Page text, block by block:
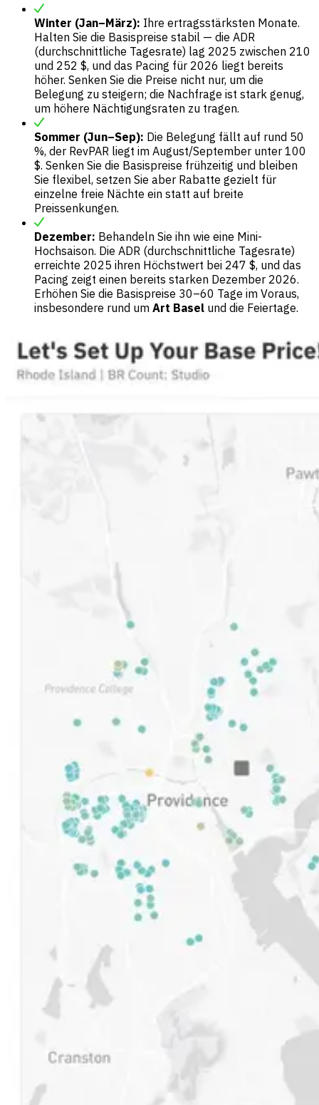
Winter (Jan–März): Ihre ertragsstärksten Monate.
Halten Sie die Basispreise stabil — die ADR
(durchschnittliche Tagesrate) lag 2025 zwischen 210
und 252 $, und das Pacing für 2026 liegt bereits
höher. Senken Sie die Preise nicht nur, um die
Belegung zu steigern; die Nachfrage ist stark genug,
um höhere Nächtigungsraten zu tragen.
Sommer (Jun–Sep): Die Belegung fällt auf rund 50
%, der RevPAR liegt im August/September unter 100
$. Senken Sie die Basispreise frühzeitig und bleiben
Sie flexibel, setzen Sie aber Rabatte gezielt für
einzelne freie Nächte ein statt auf breite
Preissenkungen.
Dezember: Behandeln Sie ihn wie eine Mini-
Hochsaison. Die ADR (durchschnittliche Tagesrate)
erreichte 2025 ihren Höchstwert bei 247 $, und das
Pacing zeigt einen bereits starken Dezember 2026.
Erhöhen Sie die Basispreise 30–60 Tage im Voraus,
insbesondere rund um Art Basel und die Feiertage.